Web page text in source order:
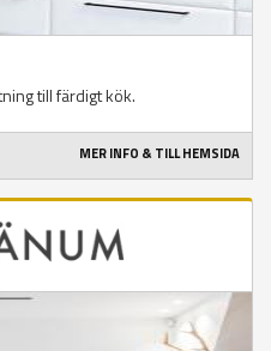
till färdigt kök.
MER INFO & TILL HEMSIDA